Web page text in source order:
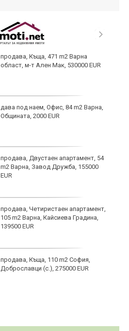
продава, Къща, 471 m2 Варна
област, м-т Ален Мак, 530000 EUR
дава под наем, Офис, 84 m2 Варна,
Общината, 2000 EUR
продава, Двустаен апартамент, 54
m2 Варна, Завод Дружба, 155000
EUR
продава, Четиристаен апартамент,
105 m2 Варна, Кайсиева Градина,
139500 EUR
продава, Къща, 110 m2 София,
Доброславци (с.), 275000 EUR